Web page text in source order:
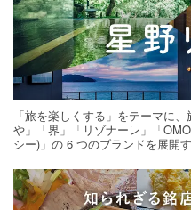
「旅を楽しくする」をテーマに
や」「界」「リゾナーレ」「
シー)」の 6 つのブランドを展開